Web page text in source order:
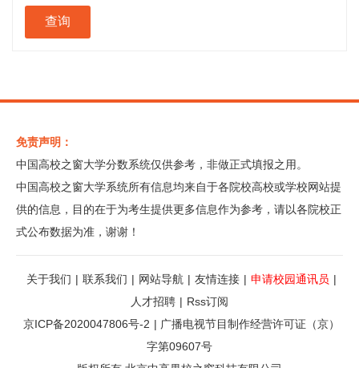
免责声明：
中国高校之窗大学分数系统仅供参考，非做正式填报之用。
中国高校之窗大学系统所有信息均来自于各院校高校或学校网站提
供的信息，目的在于为考生提供更多信息作为参考，请以各院校正
式公布数据为准，谢谢！
关于我们 | 联系我们 | 网站导航 | 友情连接 | 申请校园通讯员 |
人才招聘 | Rss订阅
京ICP备2020047806号-2 | 广播电视节目制作经营许可证（京）
字第09607号